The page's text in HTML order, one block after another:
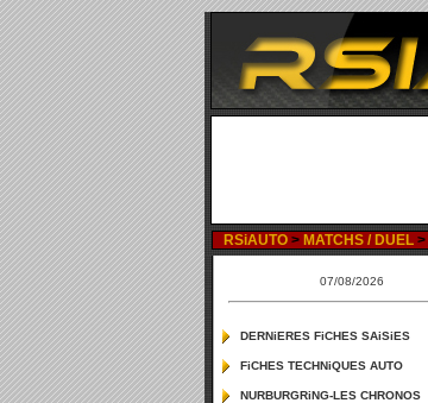
RSiAUTO > MATCHS / DUEL >
07/08/2026
DERNiERES FiCHES SAiSiES
FiCHES TECHNiQUES AUTO
NURBURGRiNG-LES CHRONOS